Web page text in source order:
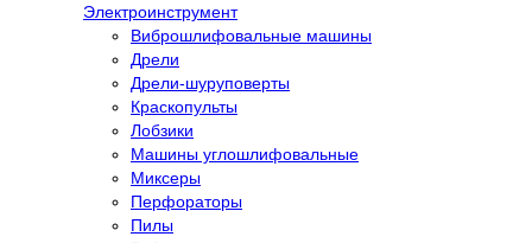
Электроинструмент
Виброшлифовальные машины
Дрели
Дрели-шуруповерты
Краскопульты
Лобзики
Машины углошлифовальные
Миксеры
Перфораторы
Пилы